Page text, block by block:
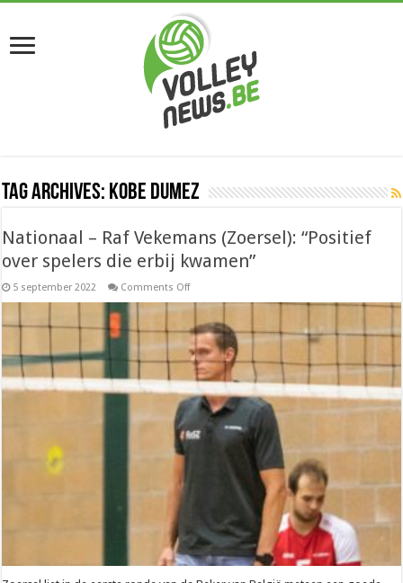
Tag Archives: Kobe Dumez
Nationaal – Raf Vekemans (Zoersel): “Positief
over spelers die erbij kwamen”
5 september 2022 Comments Offon
–
Raf
Vekemans
(Zoersel):
“Positief
over
spelers
die
erbij
kwamen”